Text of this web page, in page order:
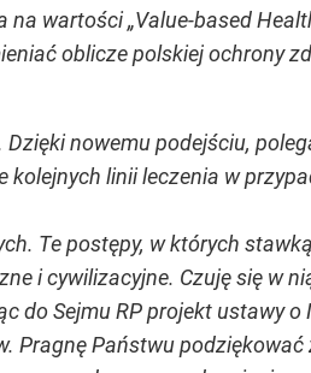
wartości „Value-based
oblicze polskiej ochrony
nowemu podejściu,
linii leczenia w
Te postępy, w których
i cywilizacyjne. Czuję się w
do Sejmu RP projekt ustawy
Pragnę Państwu